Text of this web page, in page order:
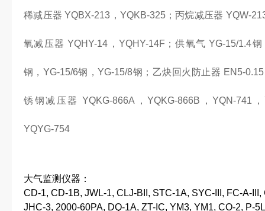
稀减压器 YQBX-213，YQKB-325；丙烷减压器 YQW-
氧减压器 YQHY-14，YQHY-14F；供氧气 YG-15/1.4
钢，YG-15/6钢，YG-15/8钢；乙炔回火防止器 EN5-
锈钢减压器 YQKG-866A，YQKG-866B，YQN-741
YQYG-754
大气监测仪器：
CD-1, CD-1B, JWL-1, CLJ-BII, STC-1A, SYC-III, FC-A-
JHC-3, 2000-60PA, DQ-1A, ZT-IC, YM3, YM1, CO-2, P-